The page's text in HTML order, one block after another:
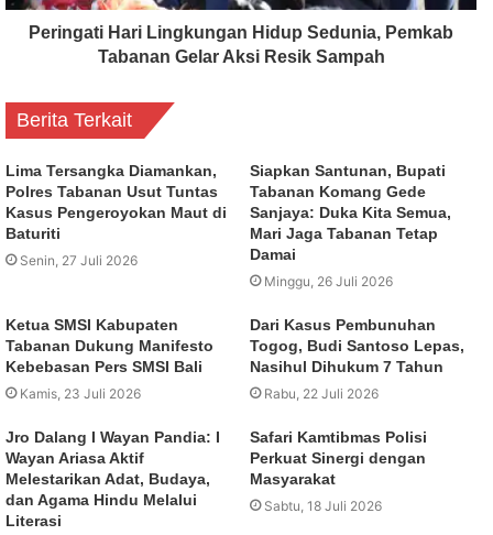
Peringati Hari Lingkungan Hidup Sedunia, Pemkab
Tabanan Gelar Aksi Resik Sampah
Berita Terkait
Lima Tersangka Diamankan,
Polres Tabanan Usut Tuntas
Kasus Pengeroyokan Maut di
Baturiti
Senin, 27 Juli 2026
Siapkan Santunan, Bupati
Tabanan Komang Gede
Sanjaya: Duka Kita Semua,
Mari Jaga Tabanan Tetap
Damai
Minggu, 26 Juli 2026
Ketua SMSI Kabupaten
Tabanan Dukung Manifesto
Kebebasan Pers SMSI Bali
Kamis, 23 Juli 2026
Dari Kasus Pembunuhan
Togog, Budi Santoso Lepas,
Nasihul Dihukum 7 Tahun
Rabu, 22 Juli 2026
Jro Dalang I Wayan Pandia: I
Wayan Ariasa Aktif
Melestarikan Adat, Budaya,
dan Agama Hindu Melalui
Literasi
Safari Kamtibmas Polisi
Perkuat Sinergi dengan
Masyarakat
Sabtu, 18 Juli 2026